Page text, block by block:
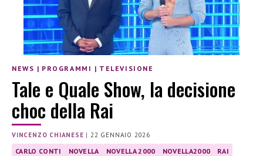
NEWS | PROGRAMMI | TELEVISIONE
Tale e Quale Show, la decisione
choc della Rai
VINCENZO CHIANESE |22 GENNAIO 2026
CARLO CONTI NOVELLA NOVELLA 2000 NOVELLA2000
RAI